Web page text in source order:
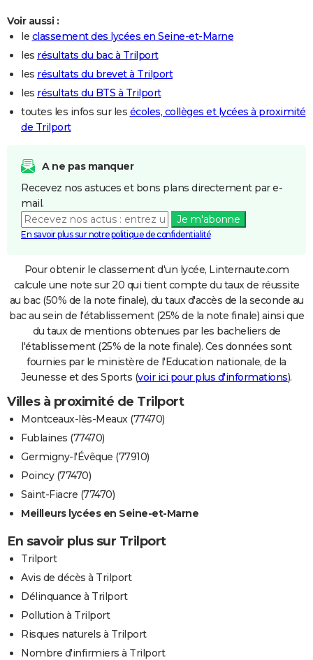
Voir aussi :
le classement des lycées en Seine-et-Marne
les résultats du bac à Trilport
les résultats du brevet à Trilport
les résultats du BTS à Trilport
toutes les infos sur les écoles, collèges et lycées à proximité
de Trilport
A ne pas manquer
Recevez nos astuces et bons plans directement par e-
mail.
Je m'abonne
En savoir plus sur notre politique de confidentialité
Pour obtenir le classement d'un lycée, Linternaute.com
calcule une note sur 20 qui tient compte du taux de réussite
au bac (50% de la note finale), du taux d'accès de la seconde au
bac au sein de l'établissement (25% de la note finale) ainsi que
du taux de mentions obtenues par les bacheliers de
l'établissement (25% de la note finale). Ces données sont
fournies par le ministère de l'Education nationale, de la
Jeunesse et des Sports (voir ici pour plus d'informations).
Villes à proximité de Trilport
Montceaux-lès-Meaux (77470)
Fublaines (77470)
Germigny-l'Évêque (77910)
Poincy (77470)
Saint-Fiacre (77470)
Meilleurs lycées en Seine-et-Marne
En savoir plus sur Trilport
Trilport
Avis de décès à Trilport
Délinquance à Trilport
Pollution à Trilport
Risques naturels à Trilport
Nombre d'infirmiers à Trilport